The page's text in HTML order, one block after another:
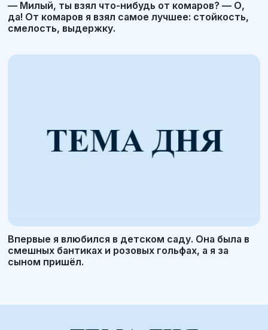
— Милый, ты взял что-нибудь от комаров? — О,
да! От комаров я взял самое лучшее: стойкость,
смелость, выдержку.
Впервые я влюбился в детском саду. Она была в
смешных бантиках и розовых гольфах, а я за
сыном пришёл.